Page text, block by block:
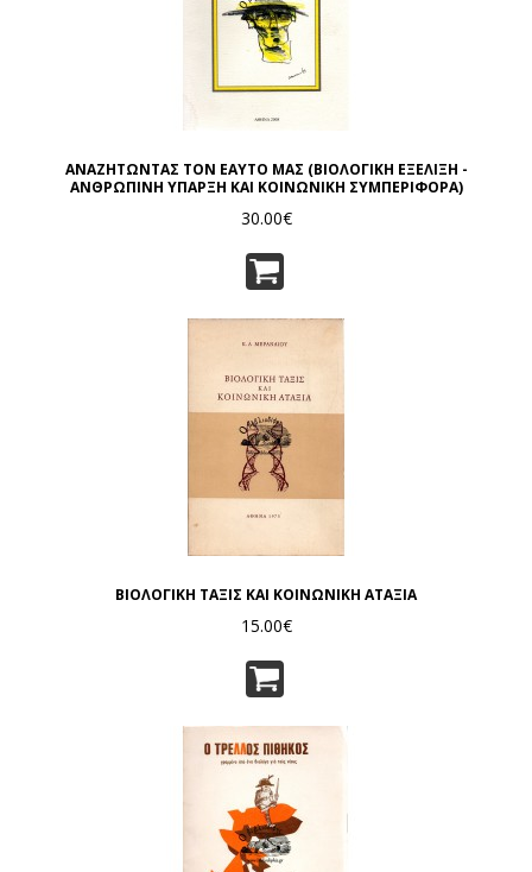
ΑΝΑΖΗΤΩΝΤΑΣ ΤΟΝ ΕΑΥΤΟ ΜΑΣ (ΒΙΟΛΟΓΙΚΗ ΕΞΕΛΙΞΗ -
ΑΝΘΡΩΠΙΝΗ ΥΠΑΡΞΗ ΚΑΙ ΚΟΙΝΩΝΙΚΗ ΣΥΜΠΕΡΙΦΟΡΑ)
30.00€
ΒΙΟΛΟΓΙΚΗ ΤΑΞΙΣ ΚΑΙ ΚΟΙΝΩΝΙΚΗ ΑΤΑΞΙΑ
15.00€